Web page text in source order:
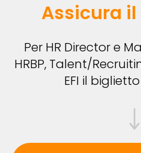
Assicura
Per HR Director e
HRBP, Talent/
EFI il